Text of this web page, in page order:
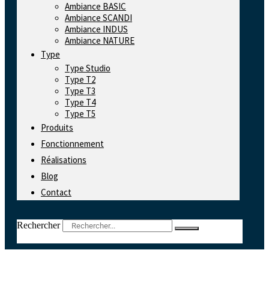
Ambiance BASIC
Ambiance SCANDI
Ambiance INDUS
Ambiance NATURE
Type
Type Studio
Type T2
Type T3
Type T4
Type T5
Produits
Fonctionnement
Réalisations
Blog
Contact
Rechercher